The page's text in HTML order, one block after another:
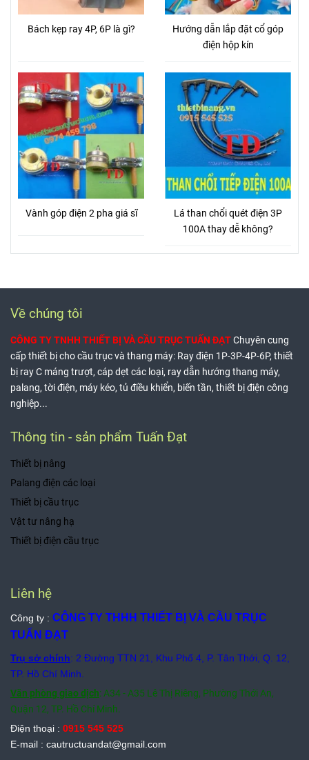
Bách kẹp ray 4P, 6P là gì?
Hướng dẫn lắp đặt cổ góp
điện hộp kín
Vành góp điện 2 pha giá sĩ
Lá than chổi quét điện 3P
100A thay dễ không?
Về chúng tôi
CÔNG TY TNHH THIẾT BỊ VÀ CẦU TRỤC TUẤN ĐẠTChuyên cung
cấp thiết bị cho cầu trục và thang máy: Ray điện 1P-3P-4P-6P, thiết
bị ray C máng trượt, cáp dẹt các loại, ray dẫn hướng thang máy,
palang, tời điện, máy kéo, tủ điều khiển, biến tần, thiết bị điện công
nghiệp...
Thông tin - sản phẩm Tuấn Đạt
Thiết bị nâng
Palang điện các loại
Thiết bị cầu trục
Vật tư nâng hạ
Thiết bị điện cầu trục
Liên hệ
Công ty : CÔNG TY THHH THIẾT BỊ VÀ CẦU TRỤC
TUẤN ĐẠT
Trụ sở chính: 2 Đường TTN 21, Khu Phố 4, P. Tân Thới, Q. 12,
TP. Hồ Chí Minh.
Văn phòng giao dịch: A34 - A35 Lê Thị Riêng, Phường Thới An,
Quận 12, TP. Hồ Chí Minh.
Điện thoại : 0915 545 525
E-mail : cautructuandat@gmail.com